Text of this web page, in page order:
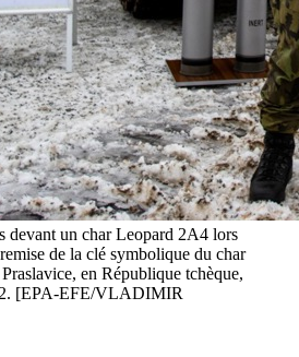
devant un char Leopard 2A4 lors
de la clé symbolique du char
en République tchèque,
[EPA-EFE/VLADIMIR